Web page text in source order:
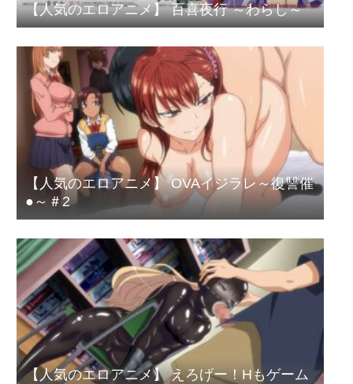
【人気のエロアニメ】 百喜夜行 ～わらし～
【人気のエロアニメ】 OVAイジラレ～復讐催
●～＃2
【人気のエロアニメ】 えろげー！Hもゲーム